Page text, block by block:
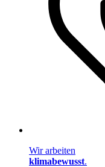
Wir arbeiten
klimabewusst.